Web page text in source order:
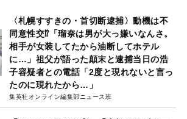
〈札幌すすきの・首切断逮捕〉動機は不
同意性交⁉「瑠奈は男が大っ嫌いなんさ。
相手が女装してたから油断してホテル
に…」祖父が語った顛末と逮捕当日の浩
子容疑者との電話「2度と現れないと言っ
たのに現れたから…」
集英社オンライン編集部ニュース班